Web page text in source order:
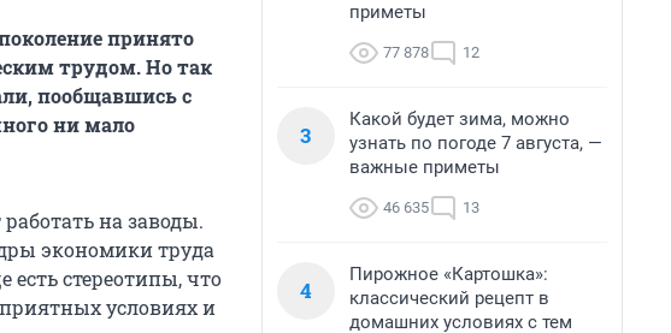
принято
трудом. Но так
пообщавшись с
ни мало
на заводы.
экономики труда
стереотипы, что
условиях и
приметы
77 878 12
3
Какой будет зима, можно
узнать по погоде 7 августа, —
важные приметы
46 635 13
4
Пирожное «Картошка»:
классический рецепт в
домашних условиях с тем